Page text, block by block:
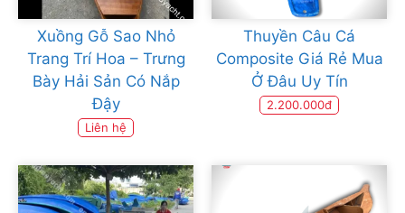
Xuồng Gỗ Sao Nhỏ
Trang Trí Hoa – Trưng
Bày Hải Sản Có Nắp
Đậy
Liên hệ
Thuyền Câu Cá
Composite Giá Rẻ Mua
Ở Đâu Uy Tín
2.200.000đ